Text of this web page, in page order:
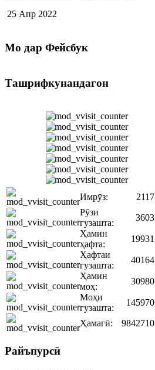
25 Апр 2022
Мо дар Фейсбук
Ташрифкунандагон
Имрӯз:
2117
Рӯзи
гузашта:
3603
Ҳамин
ҳафта:
19931
Ҳафтаи
гузашта:
40164
Ҳамин
моҳ:
30980
Моҳи
гузашта:
145970
Ҳамагӣ: 9842710
Райъпурсӣ